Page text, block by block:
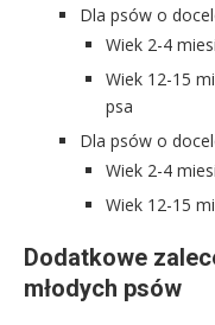
Dla psów o
Wiek 2-4
Wiek 12-15
psa
Dla psów o
Wiek 2-4
Wiek 12-15
Dodatkowe
młodych psów